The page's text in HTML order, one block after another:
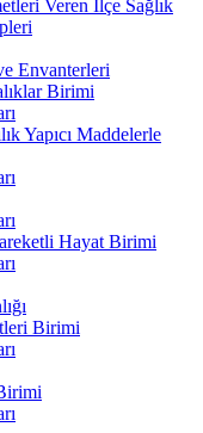
Veren İlçe Sağlık
Envanterleri
Birimi
Yapıcı Maddelerle
Hayat Birimi
Birimi